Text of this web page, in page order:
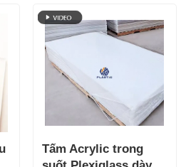
Tấm Acrylic trong